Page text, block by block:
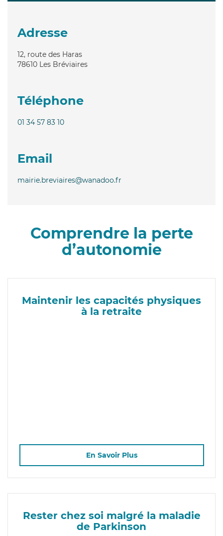
Adresse
12, route des Haras
78610 Les Bréviaires
Téléphone
01 34 57 83 10
Email
mairie.breviaires@wanadoo.fr
Comprendre la perte
d’autonomie
Maintenir les capacités physiques
à la retraite
En Savoir Plus
Rester chez soi malgré la maladie
de Parkinson